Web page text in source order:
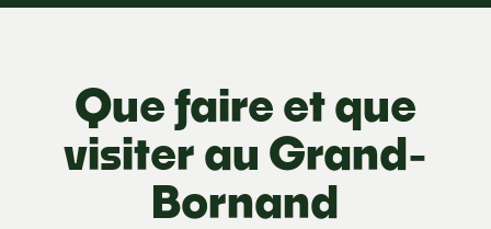
Que faire et que
visiter au Grand-
Bornand